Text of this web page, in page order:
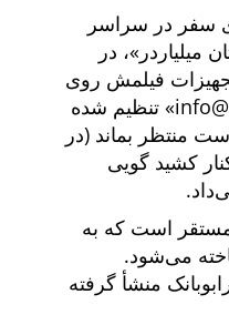
برای سفر در سراسر
میلیاردر
، در
فیلمش روی
تنظیم شده
منتظر بماند (در
کشید گویی
است که به
می‌شود.
منشأ گرفته